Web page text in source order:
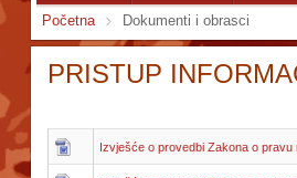
Početna Dokumenti i obrasci
PRISTUP
Izvješće o provedbi Zakona o